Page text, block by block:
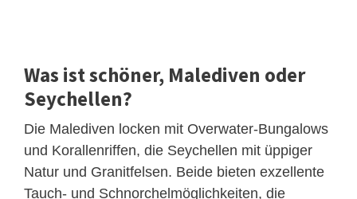
Was ist schöner, Malediven oder
Seychellen?
Die Malediven locken mit Overwater-Bungalows
und Korallenriffen, die Seychellen mit üppiger
Natur und Granitfelsen. Beide bieten exzellente
Tauch- und Schnorchelmöglichkeiten, die